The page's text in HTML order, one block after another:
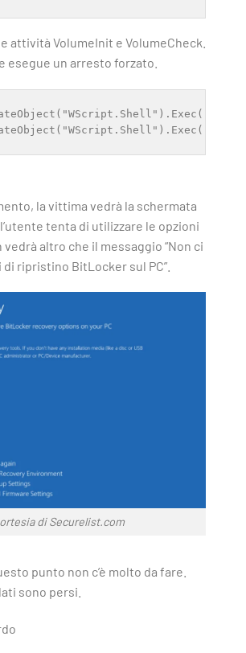
attività VolumeInit e VolumeCheck.
esegue un arresto forzato.
la vittima vedrà la schermata
tenta di utilizzare le opzioni
altro che il messaggio “Non ci
ripristino BitLocker sul PC”.
di Securelist.com
punto non c’è molto da fare.
sono persi.